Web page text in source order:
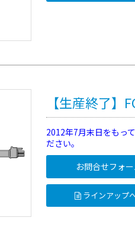
【生産終了】
2012年7月末日をもっ
ださい。
お問合せフォ
ラインアップ